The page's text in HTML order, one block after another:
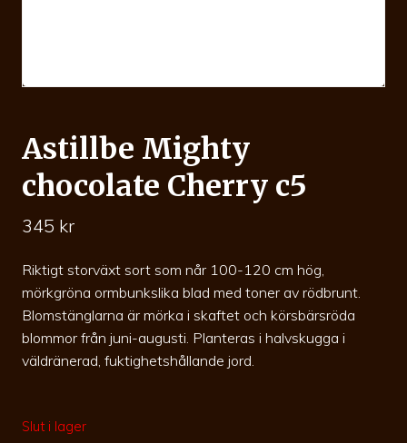
Astillbe Mighty
chocolate Cherry c5
345 kr
Riktigt storväxt sort som når 100-120 cm hög,
mörkgröna ormbunkslika blad med toner av rödbrunt.
Blomstänglarna är mörka i skaftet och körsbärsröda
blommor från juni-augusti. Planteras i halvskugga i
väldränerad, fuktighetshållande jord.
Slut i lager